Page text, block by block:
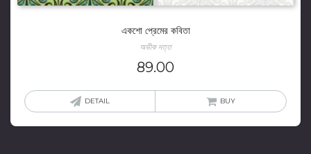
একশো প্রেমের কবিতা
অভীক দত্ত
89.00
DETAIL BUY